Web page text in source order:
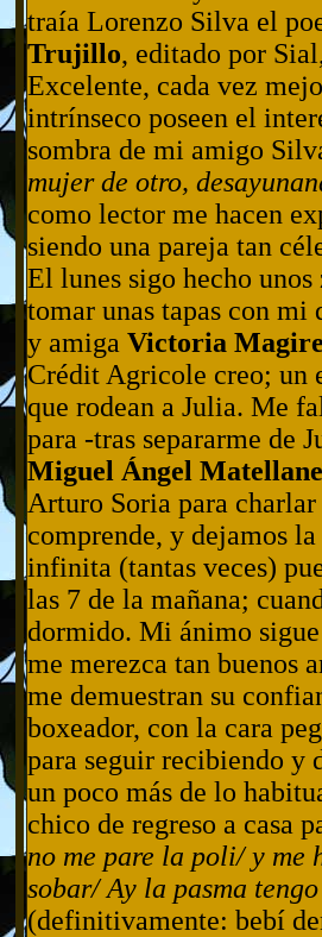
traía Lorenzo Silva el
Trujillo, editado por
Excelente, cada vez
intrínseco poseen el
sombra de mi amigo
mujer de otro,
como lector me hacen
siendo una pareja tan
El lunes sigo hecho
tomar unas tapas con mi
y amiga Victoria
Crédit Agricole creo; un
que rodean a Julia. Me
para -tras separarme de
Miguel Ángel
Arturo Soria para
comprende, y dejamos
infinita (tantas veces)
las 7 de la mañana;
dormido. Mi ánimo
me merezca tan buenos
me demuestran su
boxeador, con la cara
para seguir recibiendo y
un poco más de lo
chico de regreso a casa
no me pare la poli/ y me
sobar/ Ay la pasma
(definitivamente: bebí